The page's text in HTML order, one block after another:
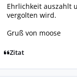
Ehrlichkeit auszahlt
vergolten wird.
Gruß von moose
Zitat